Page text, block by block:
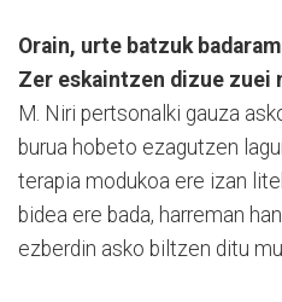
Orain, urte batzuk
Zer eskaintzen dizue zuei
M. Niri pertsonalki gauza
burua hobeto ezagutzen
terapia modukoa ere izan
bidea ere bada, harreman
ezberdin asko biltzen ditu